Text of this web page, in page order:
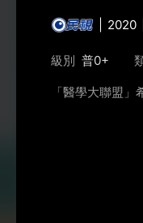
2020
級別 普0+
「醫學大聯盟